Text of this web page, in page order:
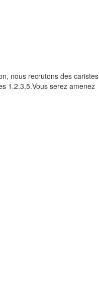
nous recrutons des caristes
1.2.3.5.Vous serez amenez